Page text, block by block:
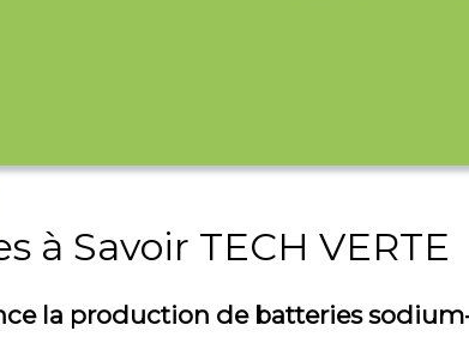
à Savoir TECH VERTE
la production de batteries